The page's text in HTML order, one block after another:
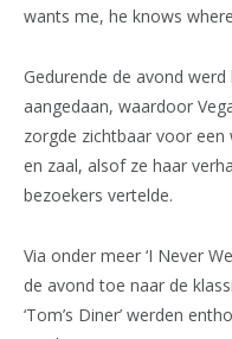
wants me, he knows
Gedurende de avond
aangedaan, waardoor
zorgde zichtbaar voor
en zaal, alsof ze haar
bezoekers vertelde.
Via onder meer ‘I Never
de avond toe naar de
‘Tom’s Diner’ werden